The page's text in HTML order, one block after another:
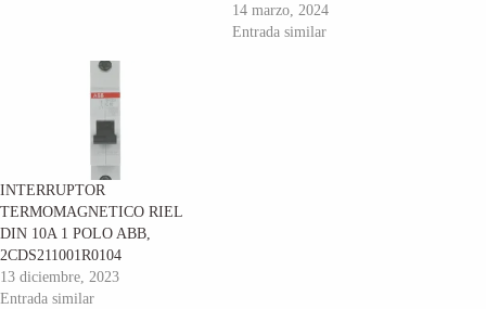
14 marzo, 2024
Entrada similar
INTERRUPTOR
TERMOMAGNETICO RIEL
DIN 10A 1 POLO ABB,
2CDS211001R0104
13 diciembre, 2023
Entrada similar